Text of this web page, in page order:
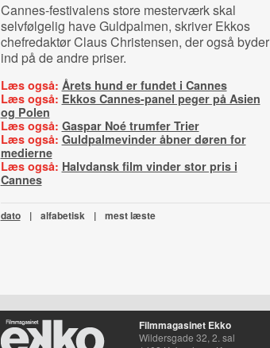
Cannes-festivalens store mesterværk skal
selvfølgelig have Guldpalmen, skriver Ekkos
chefredaktør Claus Christensen, der også byder
ind på de andre priser.
Læs også: Årets hund er fundet i Cannes
Læs også: Ekkos Cannes-panel peger på Asien
og Polen
Læs også: Gaspar Noé trumfer Trier
Læs også: Guldpalmevinder åbner døren for
medierne
Læs også: Halvdansk film vinder stor pris i
Cannes
dato | alfabetisk | mest læste
Filmmagasinet Ekko
Wildersgade 32, 2. sal